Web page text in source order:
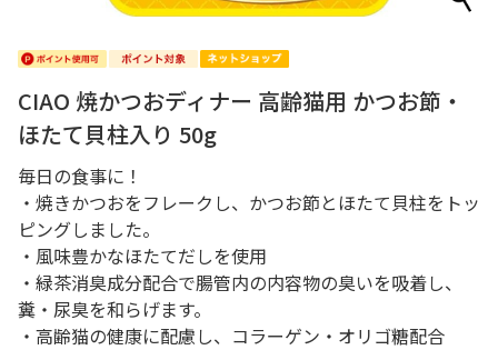
CIAO 焼かつおディナー 高齢猫用 かつお節・
ほたて貝柱入り 50g
毎日の食事に！
・焼きかつおをフレークし、かつお節とほたて貝柱をトッ
ピングしました。
・風味豊かなほたてだしを使用
・緑茶消臭成分配合で腸管内の内容物の臭いを吸着し、
糞・尿臭を和らげます。
・高齢猫の健康に配慮し、コラーゲン・オリゴ糖配合